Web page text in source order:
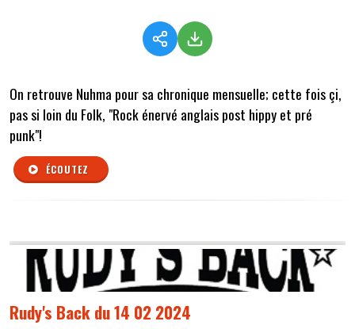
On retrouve Nuhma pour sa chronique mensuelle; cette fois çi,
pas si loin du Folk, "Rock énervé anglais post hippy et pré
punk"!
ÉCOUTEZ
Rudy's Back du 14 02 2024